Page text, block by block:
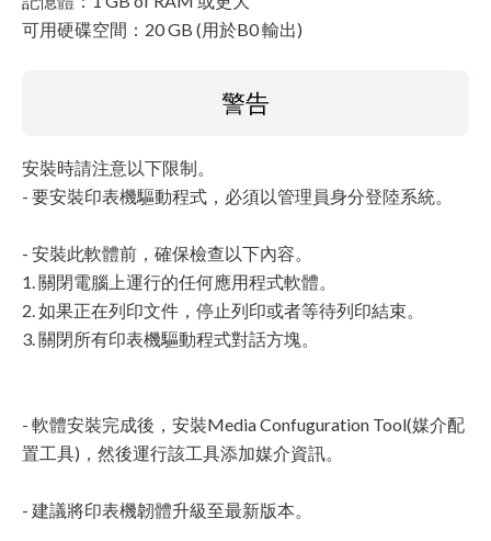
可用硬碟空間：20 GB (用於B0 輸出)
警告
安裝時請注意以下限制。
- 要安裝印表機驅動程式，必須以管理員身分登陸系統。
- 安裝此軟體前，確保檢查以下內容。
1. 關閉電腦上運行的任何應用程式軟體。
2. 如果正在列印文件，停止列印或者等待列印結束。
3. 關閉所有印表機驅動程式對話方塊。
- 軟體安裝完成後，安裝Media Confuguration Tool(媒介配
置工具)，然後運行該工具添加媒介資訊。
- 建議將印表機韌體升級至最新版本。